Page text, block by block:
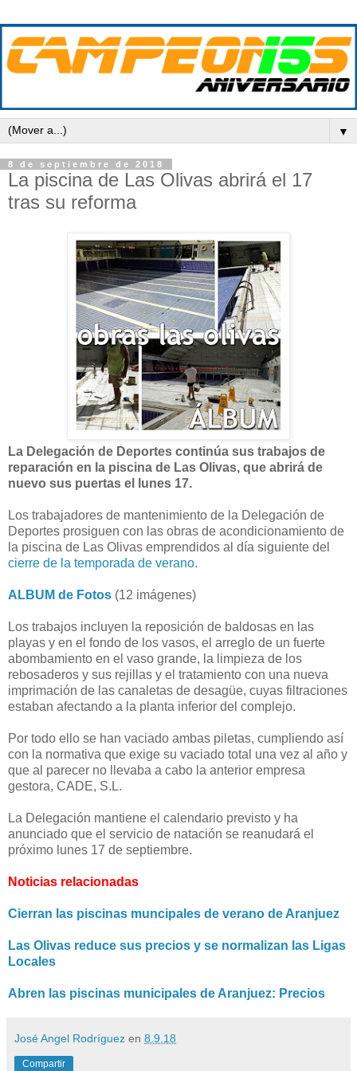
▼
8 de septiembre de 2018
La piscina de Las Olivas abrirá el 17
tras su reforma
La Delegación de Deportes continúa sus trabajos de
reparación en la piscina de Las Olivas, que abrirá de
nuevo sus puertas el lunes 17.
Los trabajadores de mantenimiento de la Delegación de
Deportes prosiguen con las obras de acondicionamiento de
la piscina de Las Olivas emprendidos al día siguiente del
cierre de la temporada de verano.
ALBUM de Fotos (12 imágenes)
Los trabajos incluyen la reposición de baldosas en las
playas y en el fondo de los vasos, el arreglo de un fuerte
abombamiento en el vaso grande, la limpieza de los
rebosaderos y sus rejillas y el tratamiento con una nueva
imprimación de las canaletas de desagüe, cuyas filtraciones
estaban afectando a la planta inferior del complejo.
Por todo ello se han vaciado ambas piletas, cumpliendo así
con la normativa que exige su vaciado total una vez al año y
que al parecer no llevaba a cabo la anterior empresa
gestora, CADE, S.L.
La Delegación mantiene el calendario previsto y ha
anunciado que el servicio de natación se reanudará el
próximo lunes 17 de septiembre.
Noticias relacionadas
Cierran las piscinas muncipales de verano de Aranjuez
Las Olivas reduce sus precios y se normalizan las Ligas
Locales
Abren las piscinas municipales de Aranjuez: Precios
José Angel Rodríguez en 8.9.18
Compartir